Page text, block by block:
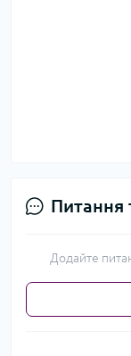
Питання
Додайте